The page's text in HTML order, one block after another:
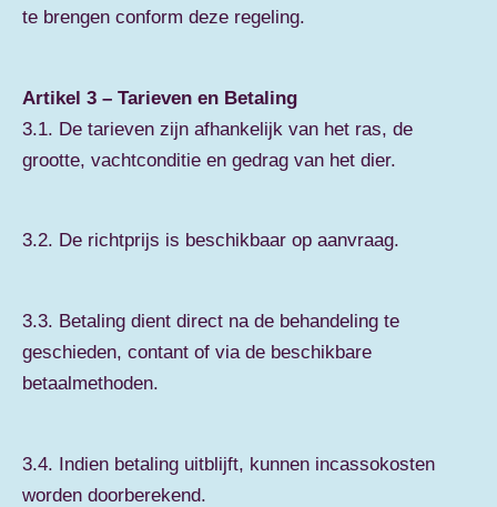
te brengen conform deze regeling.
Artikel 3 – Tarieven en Betaling
3.1. De tarieven zijn afhankelijk van het ras, de
grootte, vachtconditie en gedrag van het dier.
3.2. De richtprijs is beschikbaar op aanvraag.
3.3. Betaling dient direct na de behandeling te
geschieden, contant of via de beschikbare
betaalmethoden.
3.4. Indien betaling uitblijft, kunnen incassokosten
worden doorberekend.